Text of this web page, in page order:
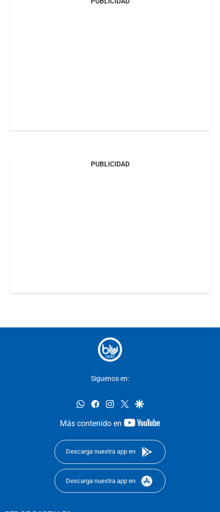
PUBLICIDAD
Síguenos en:
whatsappfacebookinstagram
twittergoogle
Más contenido en
youtube-
Descarga nuestra app en
Descarga nuestra app en